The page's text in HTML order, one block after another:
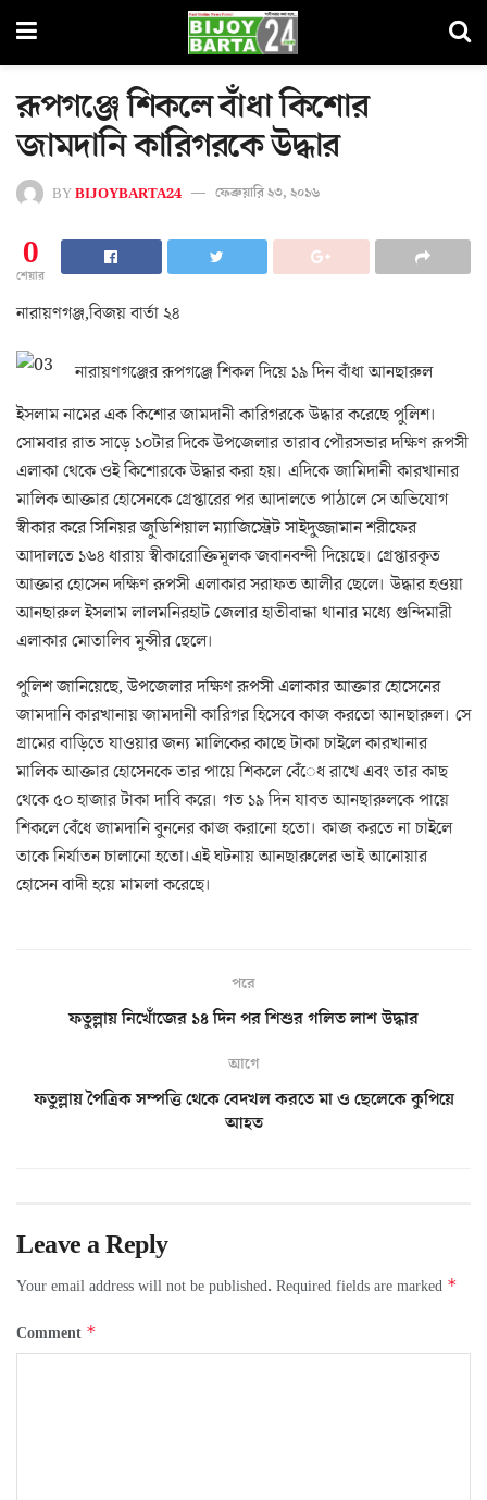
রূপগঞ্জে শিকলে বাঁধা কিশোর
জামদানি কারিগরকে উদ্ধার
BYBIJOYBARTA24 ফেব্রুয়ারি ২৩, ২০১৬
0
শেয়ার
নারায়ণগঞ্জ,বিজয় বার্তা ২৪
নারায়ণগঞ্জের রূপগঞ্জে শিকল দিয়ে ১৯ দিন বাঁধা আনছারুল
ইসলাম নামের এক কিশোর জামদানী কারিগরকে উদ্ধার করেছে পুলিশ।
সোমবার রাত সাড়ে ১০টার দিকে উপজেলার তারাব পৌরসভার দক্ষিণ রূপসী
এলাকা থেকে ওই কিশোরকে উদ্ধার করা হয়। এদিকে জামিদানী কারখানার
মালিক আক্তার হোসেনকে গ্রেপ্তারের পর আদালতে পাঠালে সে অভিযোগ
স্বীকার করে সিনিয়র জুডিশিয়াল ম্যাজিস্ট্রেট সাইদুজ্জামান শরীফের
আদালতে ১৬৪ ধারায় স্বীকারোক্তিমূলক জবানবন্দী দিয়েছে। গ্রেপ্তারকৃত
আক্তার হোসেন দক্ষিণ রূপসী এলাকার সরাফত আলীর ছেলে। উদ্ধার হওয়া
আনছারুল ইসলাম লালমনিরহাট জেলার হাতীবান্ধা থানার মধ্যে গুন্দিমারী
এলাকার মোতালিব মুন্সীর ছেলে।
পুলিশ জানিয়েছে, উপজেলার দক্ষিণ রূপসী এলাকার আক্তার হোসেনের
জামদানি কারখানায় জামদানী কারিগর হিসেবে কাজ করতো আনছারুল। সে
গ্রামের বাড়িতে যাওয়ার জন্য মালিকের কাছে টাকা চাইলে কারখানার
মালিক আক্তার হোসেনকে তার পায়ে শিকলে বেঁেধ রাখে এবং তার কাছ
থেকে ৫০ হাজার টাকা দাবি করে। গত ১৯ দিন যাবত আনছারুলকে পায়ে
শিকলে বেঁধে জামদানি বুননের কাজ করানো হতো। কাজ করতে না চাইলে
তাকে নির্যাতন চালানো হতো।এই ঘটনায় আনছারুলের ভাই আনোয়ার
হোসেন বাদী হয়ে মামলা করেছে।
পরে
ফতুল্লায় নিখোঁজের ১৪ দিন পর শিশুর গলিত লাশ উদ্ধার
আগে
ফতুল্লায় পৈত্রিক সম্পত্তি থেকে বেদখল করতে মা ও ছেলেকে কুপিয়ে
আহত
Leave a Reply
Your email address will not be published. Required fields are marked *
Comment *